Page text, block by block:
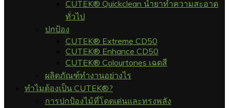
CUTEK® Quickclean น้ำยาทำความสะอาด
ทั่วไป
ปกป้อง
CUTEK® Extreme CD50
CUTEK® Enhance CD50
CUTEK® Colourtones เฉดสี
ผลิตภัณฑ์ทำงานอย่างไร
ทำไมต้องเป็น CUTEK®?
การปกป้องไม้ที่โดดเด่นและทรงพลัง